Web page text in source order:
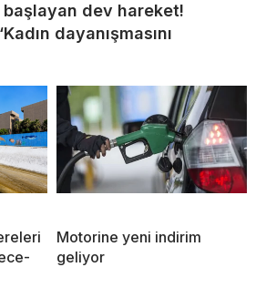
başlayan dev hareket!
dayanışmasını
Motorine yeni indirim
geliyor